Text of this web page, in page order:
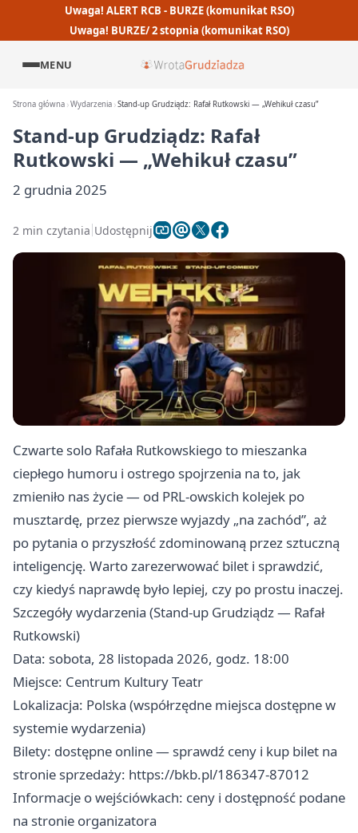
Uwaga! ALERT RCB - BURZE (komunikat RSO)
Uwaga! BURZE/ 2 stopnia (komunikat RSO)
MENU
Strona główna Wydarzenia Stand-up Grudziądz: Rafał Rutkowski — „Wehikuł czasu”
Stand-up Grudziądz: Rafał
Rutkowski — „Wehikuł czasu”
2 grudnia 2025
2 min czytania Udostępnij
Czwarte solo Rafała Rutkowskiego to mieszanka
ciepłego humoru i ostrego spojrzenia na to, jak
zmieniło nas życie — od PRL-owskich kolejek po
musztardę, przez pierwsze wyjazdy „na zachód”, aż
po pytania o przyszłość zdominowaną przez sztuczną
inteligencję. Warto zarezerwować bilet i sprawdzić,
czy kiedyś naprawdę było lepiej, czy po prostu inaczej.
Szczegóły wydarzenia (Stand-up Grudziądz — Rafał
Rutkowski)
Data: sobota, 28 listopada 2026, godz. 18:00
Miejsce: Centrum Kultury Teatr
Lokalizacja: Polska (współrzędne miejsca dostępne w
systemie wydarzenia)
Bilety: dostępne online — sprawdź ceny i kup bilet na
stronie sprzedaży: https://bkb.pl/186347-87012
Informacje o wejściówkach: ceny i dostępność podane
na stronie organizatora